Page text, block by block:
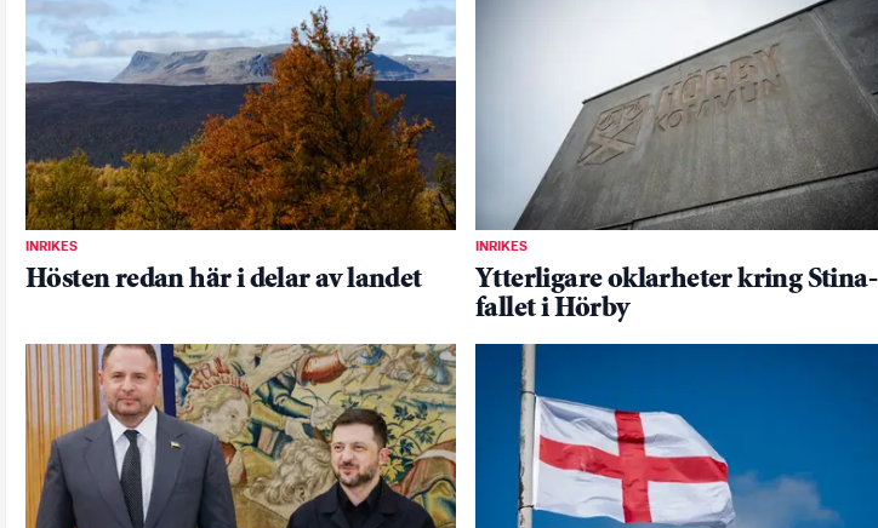
INRIKES
Hösten redan här i delar av landet
INRIKES
Ytterligare oklarheter kring Stina-
fallet i Hörby